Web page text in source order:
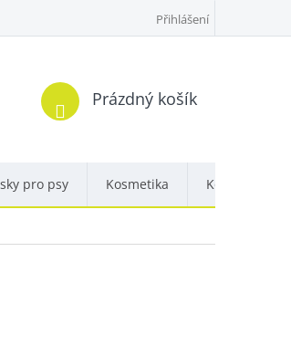
Přihlášení
Nákupní
Prázdný košík
pro psy Kosmetika Kontakty